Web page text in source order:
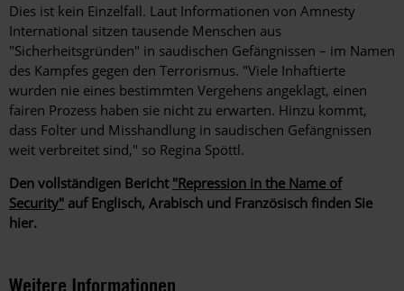
Dies ist kein Einzelfall. Laut Informationen von Amnesty
International sitzen tausende Menschen aus
"Sicherheitsgründen" in saudischen Gefängnissen – im Namen
des Kampfes gegen den Terrorismus. "Viele Inhaftierte
wurden nie eines bestimmten Vergehens angeklagt, einen
fairen Prozess haben sie nicht zu erwarten. Hinzu kommt,
dass Folter und Misshandlung in saudischen Gefängnissen
weit verbreitet sind," so Regina Spöttl.
Den vollständigen Bericht "Repression in the Name of
Security" auf Englisch, Arabisch und Französisch finden Sie
hier.
Weitere Informationen